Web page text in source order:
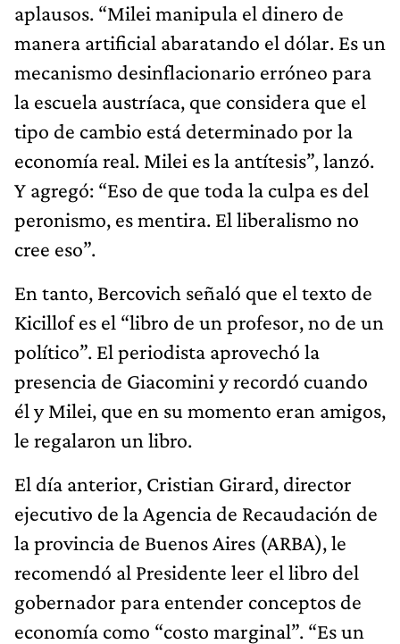
aplausos. “Milei manipula el dinero de
manera artificial abaratando el dólar. Es un
mecanismo desinflacionario erróneo para
la escuela austríaca, que considera que el
tipo de cambio está determinado por la
economía real. Milei es la antítesis”, lanzó.
Y agregó: “Eso de que toda la culpa es del
peronismo, es mentira. El liberalismo no
cree eso”.
En tanto, Bercovich señaló que el texto de
Kicillof es el “libro de un profesor, no de un
político”. El periodista aprovechó la
presencia de Giacomini y recordó cuando
él y Milei, que en su momento eran amigos,
le regalaron un libro.
El día anterior, Cristian Girard, director
ejecutivo de la Agencia de Recaudación de
la provincia de Buenos Aires (ARBA), le
recomendó al Presidente leer el libro del
gobernador para entender conceptos de
economía como “costo marginal”. “Es un